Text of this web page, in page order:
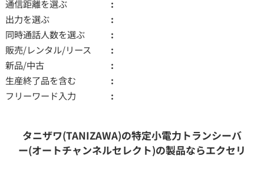
通信距離を選ぶ
出力を選ぶ
同時通話人数を選ぶ
販売/レンタル/リース
新品/中古
生産終了品を含む
フリーワード入力
タニザワ(TANIZAWA)の特定小電力トランシーバ
ー(オートチャンネルセレクト)の製品ならエクセリ